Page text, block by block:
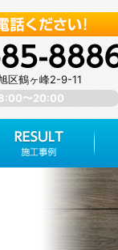
区鶴ヶ峰2-9-11
〜20:00